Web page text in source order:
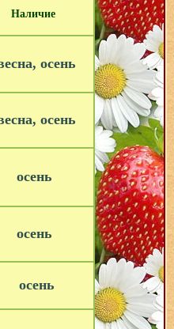
Наличие
осень
осень
осень
осень
осень